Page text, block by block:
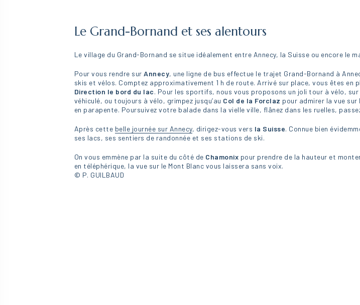
LeGrand-Bornand et ses alentours
Le village du Grand-Bornand se situe idéalement entre Annecy, la Suisse ou encore le
Pour vous rendre surAnnecy, une ligne de bus effectue le trajet Grand-Bornand à
skis et vélos. Comptez approximativement 1 h de route. Arrivé sur place, vous êtes en
Direction le bord du lac. Pour les sportifs, nous vous proposons un joli tour à vélo,
véhiculé, ou toujours à vélo, grimpez jusqu’au Col de la Forclaz pour admirer la vue sur
en parapente. Poursuivez votre balade dans la vielle ville, flânez dans les ruelles,
Après cette belle journée sur Annecy, dirigez-vous vers la Suisse. Connue bien
ses lacs, ses sentiers de randonnée et ses stations de ski.
On vous emmène par la suite du côté de Chamonix pour prendre de la hauteur et monter
en téléphérique, la vue sur le Mont Blanc vous laissera sans voix.
© P. GUILBAUD